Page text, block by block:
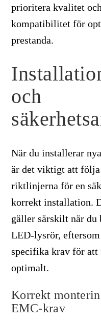
prioritera kvalitet och
kompatibilitet för
prestanda.
och
När du installerar
är det viktigt att följa
riktlinjerna för en
korrekt installation.
gäller särskilt när
LED-lysrör, eftersom
specifika krav för att
optimalt.
Korrekt
EMC-krav